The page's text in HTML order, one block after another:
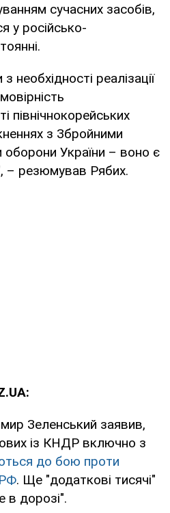
сучасних засобів,
у російсько-
необхідності реалізації
північнокорейських
з Збройними
оборони України – воно є
– резюмував Рябих.
Зеленський заявив,
із КНДР включно з
до бою проти
РФ. Ще "додаткові тисячі"
в дорозі".